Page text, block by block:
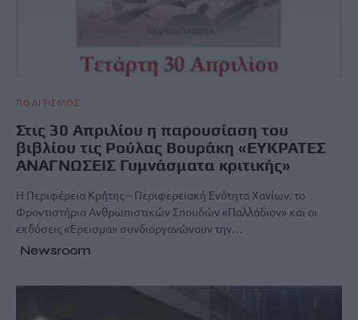
ΠΟΛΙΤΙΣΜΟΣ
Στις 30 Απριλίου η παρουσίαση του
βιβλίου τις Ρούλας Βουράκη «ΕΥΚΡΑΤΕΣ
ΑΝΑΓΝΩΣΕΙΣ Γυμνάσματα κριτικής»
Η Περιφέρεια Κρήτης – Περιφερειακή Ενότητα Χανίων, το
Φροντιστήριο Ανθρωπιστικών Σπουδών «Παλλάδιον» και οι
εκδόσεις «Έρεισμα» συνδιοργανώνουν την…
Newsroom